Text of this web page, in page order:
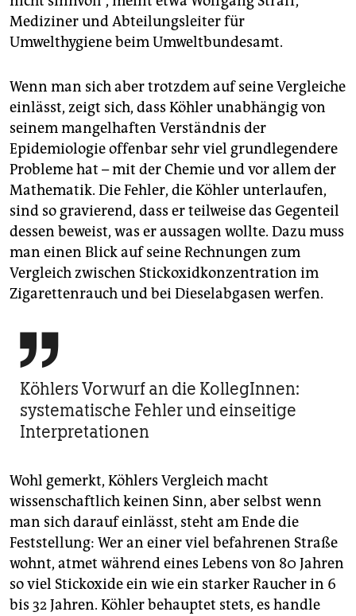
Mediziner und Abteilungsleiter für
Umwelthygiene beim Umweltbundesamt.
Wenn man sich aber trotzdem auf seine Vergleiche
einlässt, zeigt sich, dass Köhler unabhängig von
seinem mangelhaften Verständnis der
Epidemiologie offenbar sehr viel grundlegendere
Probleme hat – mit der Chemie und vor allem der
Mathematik. Die Fehler, die Köhler unterlaufen,
sind so gravierend, dass er teilweise das Gegenteil
dessen beweist, was er aussagen wollte. Dazu muss
man einen Blick auf seine Rechnungen zum
Vergleich zwischen Stickoxidkonzentration im
Zigarettenrauch und bei Dieselabgasen werfen.

Köhlers Vorwurf an die KollegInnen:
systematische Fehler und einseitige
Interpretationen
Wohl gemerkt, Köhlers Vergleich macht
wissenschaftlich keinen Sinn, aber selbst wenn
man sich darauf einlässt, steht am Ende die
Feststellung: Wer an einer viel befahrenen Straße
wohnt, atmet während eines Lebens von 80 Jahren
so viel Stickoxide ein wie ein starker Raucher in 6
bis 32 Jahren. Köhler behauptet stets, es handle